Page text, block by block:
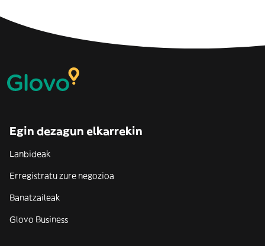
Egin dezagun elkarrekin
Lanbideak
Erregistratu zure negozioa
Banatzaileak
Glovo Business